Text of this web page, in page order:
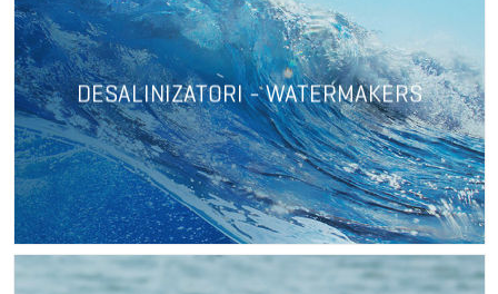
DESALINIZATORI - WATERMAKERS